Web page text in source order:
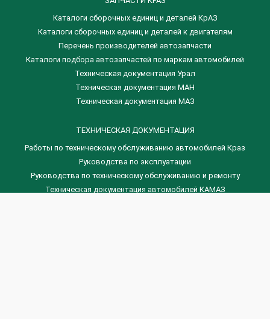
Каталоги сборочных единиц и деталей КрАЗ
​Каталоги сборочных единиц и деталей к двигателям
Перечень производителей автозапчасти
Каталоги подбора автозапчастей по маркам автомобилей
Техническая документация Урал
Техническая документация МАН
Техническая документация МАЗ
ТЕХНИЧЕСКАЯ ДОКУМЕНТАЦИЯ
Работы по техническому обслуживанию автомобилей Краз
Руководства по эксплуатации
Руководства по техническому обслуживанию и ремонту
Техническая документация автомобилей КАМАЗ